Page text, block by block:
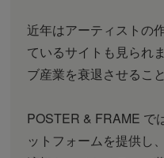
近年はアーティストの
ているサイトも見られ
ブ産業を衰退させるこ
POSTER & FRAME で
ットフォームを提供し